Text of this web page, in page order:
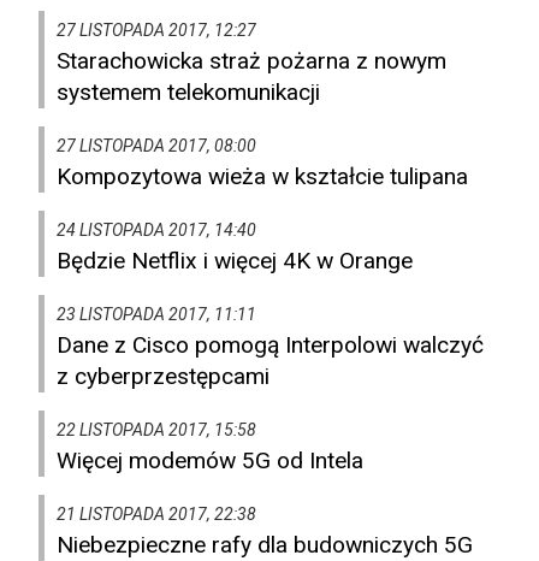
27 LISTOPADA 2017, 12:27
Starachowicka straż pożarna z nowym
systemem telekomunikacji
27 LISTOPADA 2017, 08:00
Kompozytowa wieża w kształcie tulipana
24 LISTOPADA 2017, 14:40
Będzie Netflix i więcej 4K w Orange
23 LISTOPADA 2017, 11:11
Dane z Cisco pomogą Interpolowi walczyć
z cyberprzestępcami
22 LISTOPADA 2017, 15:58
Więcej modemów 5G od Intela
21 LISTOPADA 2017, 22:38
Niebezpieczne rafy dla budowniczych 5G